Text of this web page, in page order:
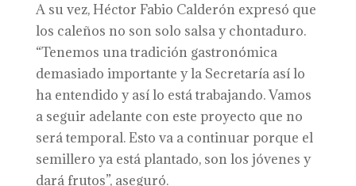
A su vez, Héctor Fabio Calderón expresó que
los caleños no son solo salsa y chontaduro.
“Tenemos una tradición gastronómica
demasiado importante y la Secretaría así lo
ha entendido y así lo está trabajando. Vamos
a seguir adelante con este proyecto que no
será temporal. Esto va a continuar porque el
semillero ya está plantado, son los jóvenes y
dará frutos”, aseguró.